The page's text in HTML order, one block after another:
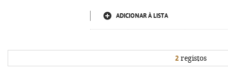
ADICIONAR À LISTA
2 registos